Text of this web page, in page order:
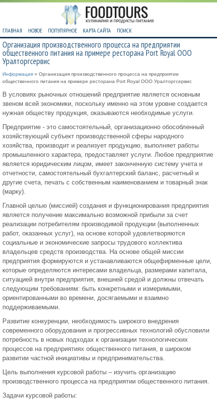
ГЛАВНАЯ НОВОЕ ПОПУЛЯРНОЕ КАРТА САЙТА ПОИСК
Организация производственного процесса на предприятии
общественного питания на примере ресторана Port Royal ООО
Уралторгсервис
Информация » Организация производственного процесса на предприятии
общественного питания на примере ресторана Port Royal ООО Уралторгсервис
В условиях рыночных отношений предприятие является основным
звеном всей экономики, поскольку именно на этом уровне создается
нужная обществу продукция, оказываются необходимые услуги.
Предприятие - это самостоятельный, организационно обособленный
хозяйствующий субъект производственной сферы народного
хозяйства, производит и реализует продукцию, выполняет работы
промышленного характера, предоставляет услуги. Любое предприятие
является юридическим лицом, имеет законченную систему учета и
отчетности, самостоятельный бухгалтерский баланс, расчетный и
другие счета, печать с собственным наименованием и товарный знак
(марку).
Главной целью (миссией) создания и функционирования предприятия
является получение максимально возможной прибыли за счет
реализации потребителям производимой продукции (выполненных
работ, оказанных услуг), на основе которой удовлетворяются
социальные и экономические запросы трудового коллектива
владельцев средств производства. На основе общей миссии
предприятия формируются и устанавливаются общефирменные цели,
которые определяются интересами владельца, размерами капитала,
ситуацией внутри предприятия, внешней средой и должны отвечать
следующим требованиям: быть конкретными и измеримыми,
ориентированными во времени, досягаемыми и взаимно
поддерживаемыми.
Развитие конкуренции, необходимость широкого внедрения
современного оборудования и прогрессивных технологий обусловили
потребность в новых подходах к организации технологических
процессов на предприятиях общественного питания, в широком
развитии частной инициативы и предпринимательства.
Цель выполнения курсовой работы – изучить организацию
производственного процесса на предприятии общественного питания.
Задачи курсовой работы: